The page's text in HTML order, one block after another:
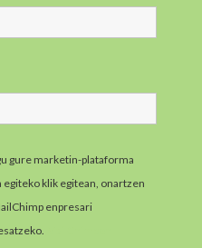
gure marketin-plataforma
klik egitean, onartzen
enpresari